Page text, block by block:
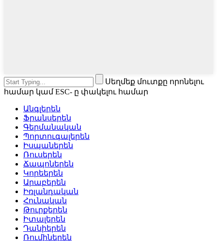
Սեղմեք մուտքը որոնելու
համար կամ ESC- ը փակելու համար
Անգլերեն
Ֆրանսերեն
Գերմանական
Պորտուգալերեն
Իսպաներեն
Ռուսերեն
Ճապոներեն
Կորեերեն
Արաբերեն
Իռլանդական
Հունական
Թուրքերեն
Իտալերեն
Դանիերեն
Ռումիներեն